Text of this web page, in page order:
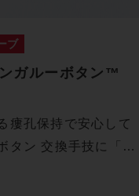
ブ
ガルーボタン™
瘻孔保持で安心して
タン 交換手技に「ガ